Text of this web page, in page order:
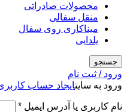
محصولات صادراتی
منقل سفالی
میناکاری روی سفال
یلدایی
جستجو
ورود / ثبت نام
ورود به سایتایجاد حساب
نام کاربری یا آدرس ایمیل *